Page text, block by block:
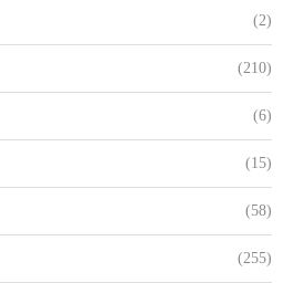
(2)
(210)
(6)
(15)
(58)
(255)